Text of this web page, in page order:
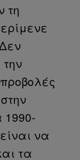
τη
1990-
να
τα